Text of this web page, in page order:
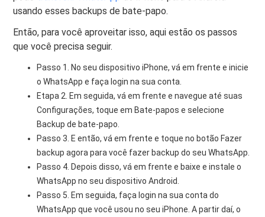
usando esses backups de bate-papo.
Então, para você aproveitar isso, aqui estão os passos
que você precisa seguir.
Passo 1. No seu dispositivo iPhone, vá em frente e inicie
o WhatsApp e faça login na sua conta.
Etapa 2. Em seguida, vá em frente e navegue até suas
Configurações, toque em Bate-papos e selecione
Backup de bate-papo.
Passo 3. E então, vá em frente e toque no botão Fazer
backup agora para você fazer backup do seu WhatsApp.
Passo 4. Depois disso, vá em frente e baixe e instale o
WhatsApp no ​​seu dispositivo Android.
Passo 5. Em seguida, faça login na sua conta do
WhatsApp que você usou no seu iPhone. A partir daí, o